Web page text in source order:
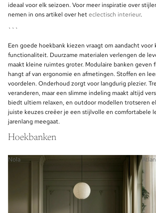
ideaal voor elk seizoen. Voor meer inspiratie over
nemen in ons artikel over heteclectisch interieur.
```
Een goede hoekbank kiezen vraagt om aandacht
functionaliteit. Duurzame materialen verlengen de
maakt kleine ruimtes groter. Modulaire banken
hangt af van ergonomie en afmetingen. Stoffen en
voordelen. Onderhoud zorgt voor langdurig plezier.
veranderen, maar een slimme indeling maakt altijd
biedt ultiem relaxen, en outdoor modellen trotseren
juiste keuzes creëer je een stijlvolle en comfortabele
jarenlang meegaat.
Hoekbanken
Nola